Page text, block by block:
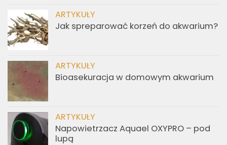
ARTYKUŁY
Jak spreparować korzeń do akwarium?
ARTYKUŁY
Bioasekuracja w domowym akwarium
ARTYKUŁY
Napowietrzacz Aquael OXYPRO – pod
lupą